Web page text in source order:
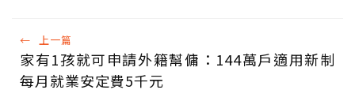
← 上一篇
家有1孩就可申請外籍幫傭：144萬戶適用新制
每月就業安定費5千元